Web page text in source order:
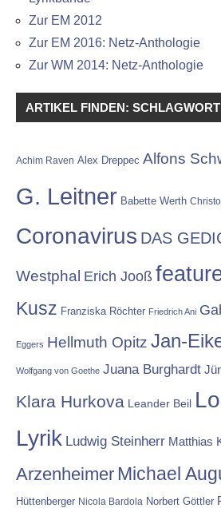
Zur EM 2012
Zur EM 2016: Netz-Anthologie
Zur WM 2014: Netz-Anthologie
ARTIKEL FINDEN:
Achim Raven Alex Dreppec Alfons
G. Leitner Babette Werth
Coronavirus DAS
Westphal Erich Jooß
Kusz Franziska Röchter Friedrich Ani
Eggers Hellmuth Opitz Jan-
Wolfgang von Goethe Juana Burghardt
Klara Hurkova Leander Beil
Lyrik Ludwig Steinherr Matthias
Arzenheimer Michael
Hüttenberger Nicola Bardola Norbert Göttler